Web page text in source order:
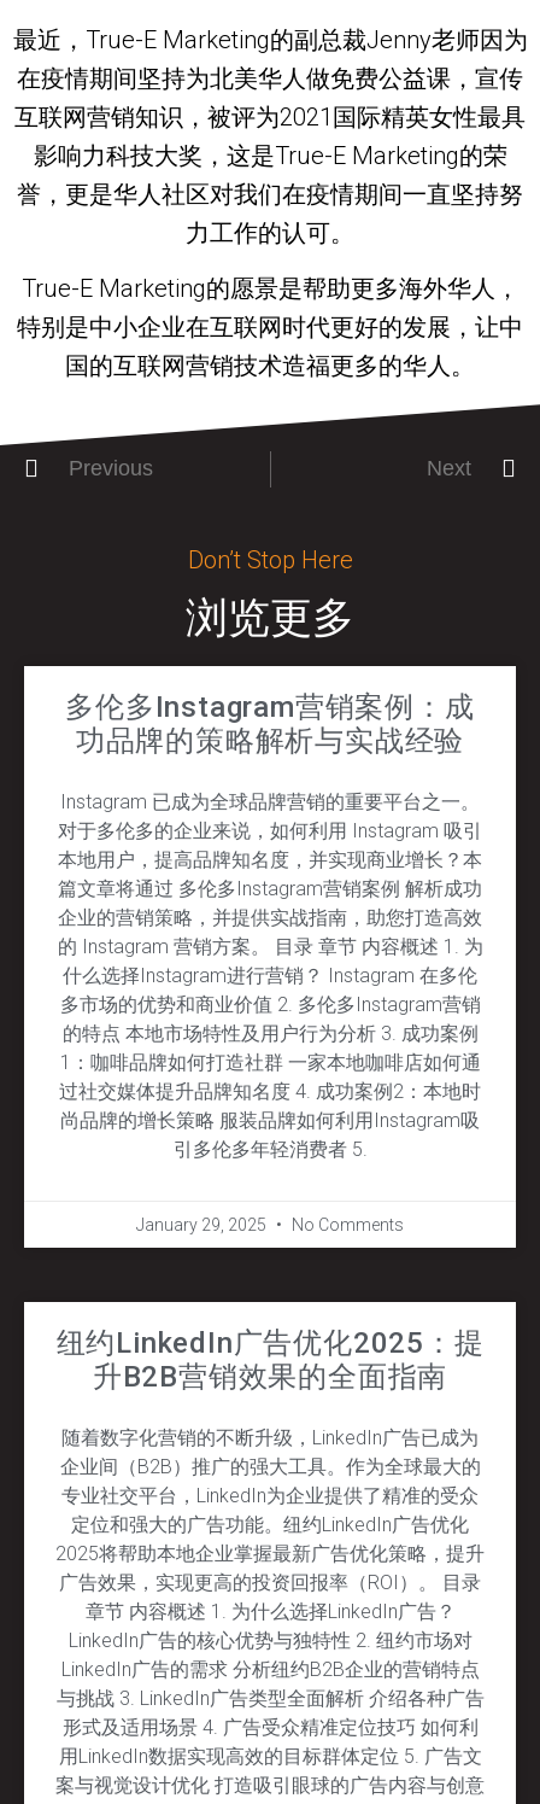
最近，True-E Marketing的副总裁Jenny老师因为
在疫情期间坚持为北美华人做免费公益课，宣传
互联网营销知识，被评为2021国际精英女性最具
影响力科技大奖，这是True-E Marketing的荣
誉，更是华人社区对我们在疫情期间一直坚持努
力工作的认可。
True-E Marketing的愿景是帮助更多海外华人，
特别是中小企业在互联网时代更好的发展，让中
国的互联网营销技术造福更多的华人。
Previous Next
Don’t Stop Here
浏览更多
多伦多Instagram营销案例：成
功品牌的策略解析与实战经验
Instagram 已成为全球品牌营销的重要平台之一。
对于多伦多的企业来说，如何利用 Instagram 吸引
本地用户，提高品牌知名度，并实现商业增长？本
篇文章将通过 多伦多Instagram营销案例 解析成功
企业的营销策略，并提供实战指南，助您打造高效
的 Instagram 营销方案。 目录 章节 内容概述 1. 为
什么选择Instagram进行营销？ Instagram 在多伦
多市场的优势和商业价值 2. 多伦多Instagram营销
的特点 本地市场特性及用户行为分析 3. 成功案例
1：咖啡品牌如何打造社群 一家本地咖啡店如何通
过社交媒体提升品牌知名度 4. 成功案例2：本地时
尚品牌的增长策略 服装品牌如何利用Instagram吸
引多伦多年轻消费者 5.
January 29, 2025 No Comments
纽约LinkedIn广告优化2025：提
升B2B营销效果的全面指南
随着数字化营销的不断升级，LinkedIn广告已成为
企业间（B2B）推广的强大工具。作为全球最大的
专业社交平台，LinkedIn为企业提供了精准的受众
定位和强大的广告功能。纽约LinkedIn广告优化
2025将帮助本地企业掌握最新广告优化策略，提升
广告效果，实现更高的投资回报率（ROI）。 目录
章节 内容概述 1. 为什么选择LinkedIn广告？
LinkedIn广告的核心优势与独特性 2. 纽约市场对
LinkedIn广告的需求 分析纽约B2B企业的营销特点
与挑战 3. LinkedIn广告类型全面解析 介绍各种广告
形式及适用场景 4. 广告受众精准定位技巧 如何利
用LinkedIn数据实现高效的目标群体定位 5. 广告文
案与视觉设计优化 打造吸引眼球的广告内容与创意